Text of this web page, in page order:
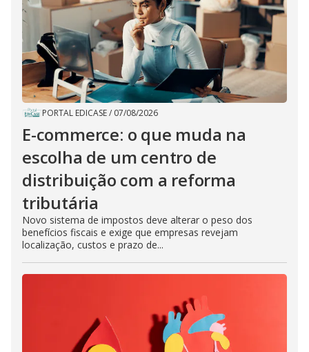
PORTAL EDICASE/ 07/08/2026
E-commerce: o que muda na
escolha de um centro de
distribuição com a reforma
tributária
Novo sistema de impostos deve alterar o peso dos
benefícios fiscais e exige que empresas revejam
localização, custos e prazo de...